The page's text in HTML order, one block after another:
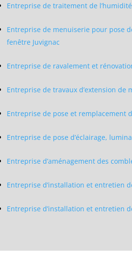
Entreprise de traitement de
Entreprise de menuiserie pour pose
fenêtre Juvignac
Entreprise de ravalement et
Entreprise de travaux d’extension de
Entreprise de pose et remplacement
Entreprise de pose d’éclairage,
Entreprise d’aménagement des
Entreprise d’installation et entretien
Entreprise d’installation et entretien